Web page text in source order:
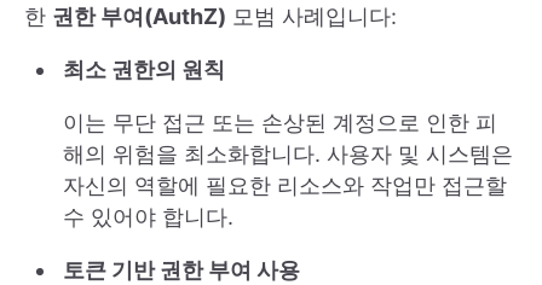
한 권한 부여(AuthZ) 모범 사례입니다:
최소 권한의 원칙
이는 무단 접근 또는 손상된 계정으로 인한 피
해의 위험을 최소화합니다. 사용자 및 시스템은
자신의 역할에 필요한 리소스와 작업만 접근할
수 있어야 합니다.
토큰 기반 권한 부여 사용